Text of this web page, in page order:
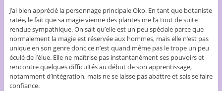
J’ai bien apprécié la personnage principale Oko. En tant que botaniste
ratée, le fait que sa magie vienne des plantes me l’a tout de suite
rendue sympathique. On sait qu’elle est un peu spéciale parce que
normalement la magie est réservée aux hommes, mais elle n’est pas
unique en son genre donc ce n’est quand même pas le trope un peu
éculé de l’élue. Elle ne maîtrise pas instantanément ses pouvoirs et
rencontre quelques difficultés au début de son apprentissage,
notamment d’intégration, mais ne se laisse pas abattre et sais se faire
confiance.